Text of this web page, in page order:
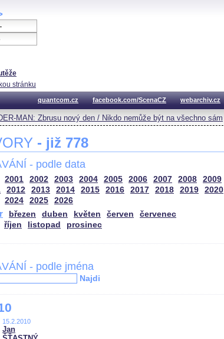
stránku
quantcom.cz facebook.com/ScenaCZ webarchiv.cz
MAN: Zbrusu nový den / Nikdo nemůže být na všechno sám
- již 778
- podle data
2001 2002 2003 2004 2005 2006 2007 2008 2009
2012 2013 2014 2015 2016 2017 2018 2019 2020
2024 2025
2026
březen duben květen červen
červenec
říjen listopad prosinec
- podle jména
Najdi
15.2.2010
Jan